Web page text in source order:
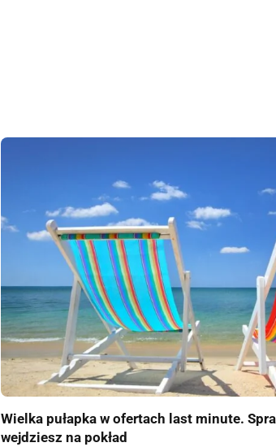
Wielka pułapka w ofertach last minute.
wejdziesz na pokład